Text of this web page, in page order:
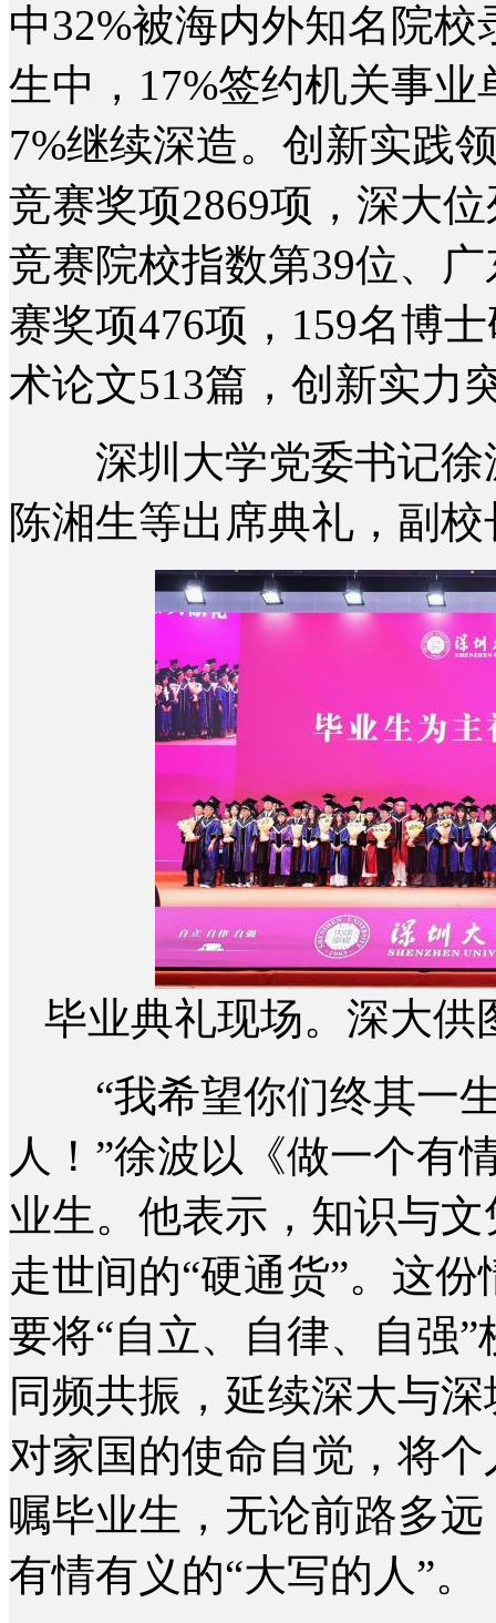
中32%被海内外知名院
生中，17%签约机关事
7%继续深造。创新实践
竞赛奖项2869项，深大
竞赛院校指数第39位、
赛奖项476项，159名博
术论文513篇，创新实力
深圳大学党委书记徐
陈湘生等出席典礼，副
毕业典礼现场。深大供
“我希望你们终其一生
人！”徐波以《做一个有
业生。他表示，知识与
走世间的“硬通货”。这
要将“自立、自律、自强
同频共振，延续深大与
对家国的使命自觉，将
嘱毕业生，无论前路多
有情有义的“大写的人”。